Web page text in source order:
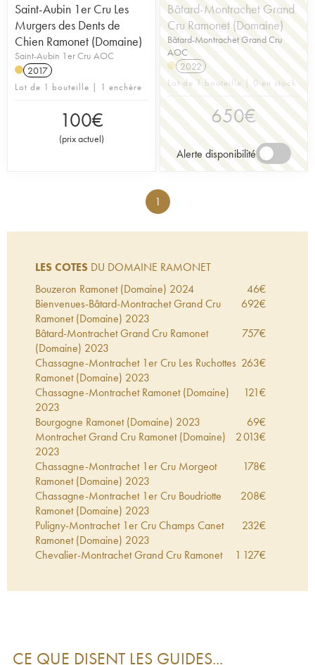
Saint-Aubin 1er Cru Les
Murgers des Dents de
Chien Ramonet (Domaine)
Saint-Aubin 1er Cru AOC
2017
Lot de 1 bouteille | 1 enchère
100€
(prix actuel)
Bâtard-Montrachet Grand
Cru Ramonet (Domaine)
Bâtard-Montrachet Grand Cru
AOC
2022
Lot de 1 bouteille | 0 en stock
650€
Alerte disponibilité
1
LES COTES DU DOMAINE RAMONET
Bouzeron Ramonet (Domaine) 2024 46€
Bienvenues-Bâtard-Montrachet Grand Cru
Ramonet (Domaine) 2023
692€
Bâtard-Montrachet Grand Cru Ramonet
(Domaine) 2023
757€
Chassagne-Montrachet 1er Cru Les Ruchottes
Ramonet (Domaine) 2023
263€
Chassagne-Montrachet Ramonet (Domaine)
2023
121€
Bourgogne Ramonet (Domaine) 2023 69€
Montrachet Grand Cru Ramonet (Domaine)
2023
2 013€
Chassagne-Montrachet 1er Cru Morgeot
Ramonet (Domaine) 2023
178€
Chassagne-Montrachet 1er Cru Boudriotte
Ramonet (Domaine) 2023
208€
Puligny-Montrachet 1er Cru Champs Canet
Ramonet (Domaine) 2023
232€
Chevalier-Montrachet Grand Cru Ramonet
1 127€
Bouzeron Ramonet (Domaine) 2023
CE QUE DISENT LES GUIDES...